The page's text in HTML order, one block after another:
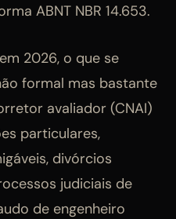
ABNT NBR 14.653.
2026, o que se
formal mas bastante
avaliador (CNAI)
particulares,
divórcios
judiciais de
de engenheiro